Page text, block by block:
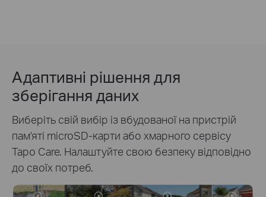
Адаптивні рішення для
зберігання даних
Виберіть свій вибір із вбудованої на пристрій
пам'яті microSD-карти або хмарного сервісу
Tapo Care. Налаштуйте свою безпеку відповідно
до своїх потреб.